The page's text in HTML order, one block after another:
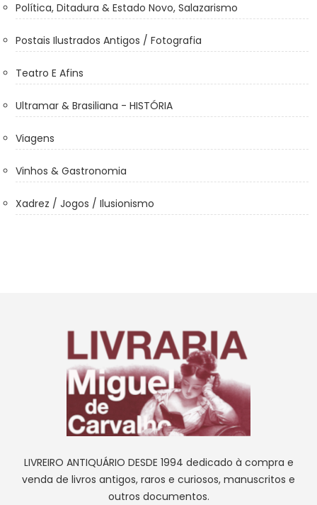
Política, Ditadura & Estado Novo, Salazarismo
Postais Ilustrados Antigos / Fotografia
Teatro E Afins
Ultramar & Brasiliana - HISTÓRIA
Viagens
Vinhos & Gastronomia
Xadrez / Jogos / Ilusionismo
LIVREIRO ANTIQUÁRIO DESDE 1994 dedicado à compra e
venda de livros antigos, raros e curiosos, manuscritos e
outros documentos.